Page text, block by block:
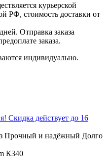
курьерской
РФ, стоимость доставки от
Отправка заказа
заказа.
индивидуально.
Скидка действует до 16
Прочный и надёжный Долго
К340